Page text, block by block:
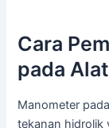
Cara
pada
Manometer
tekanan hidrolik